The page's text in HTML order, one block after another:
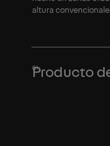
altura
Producto